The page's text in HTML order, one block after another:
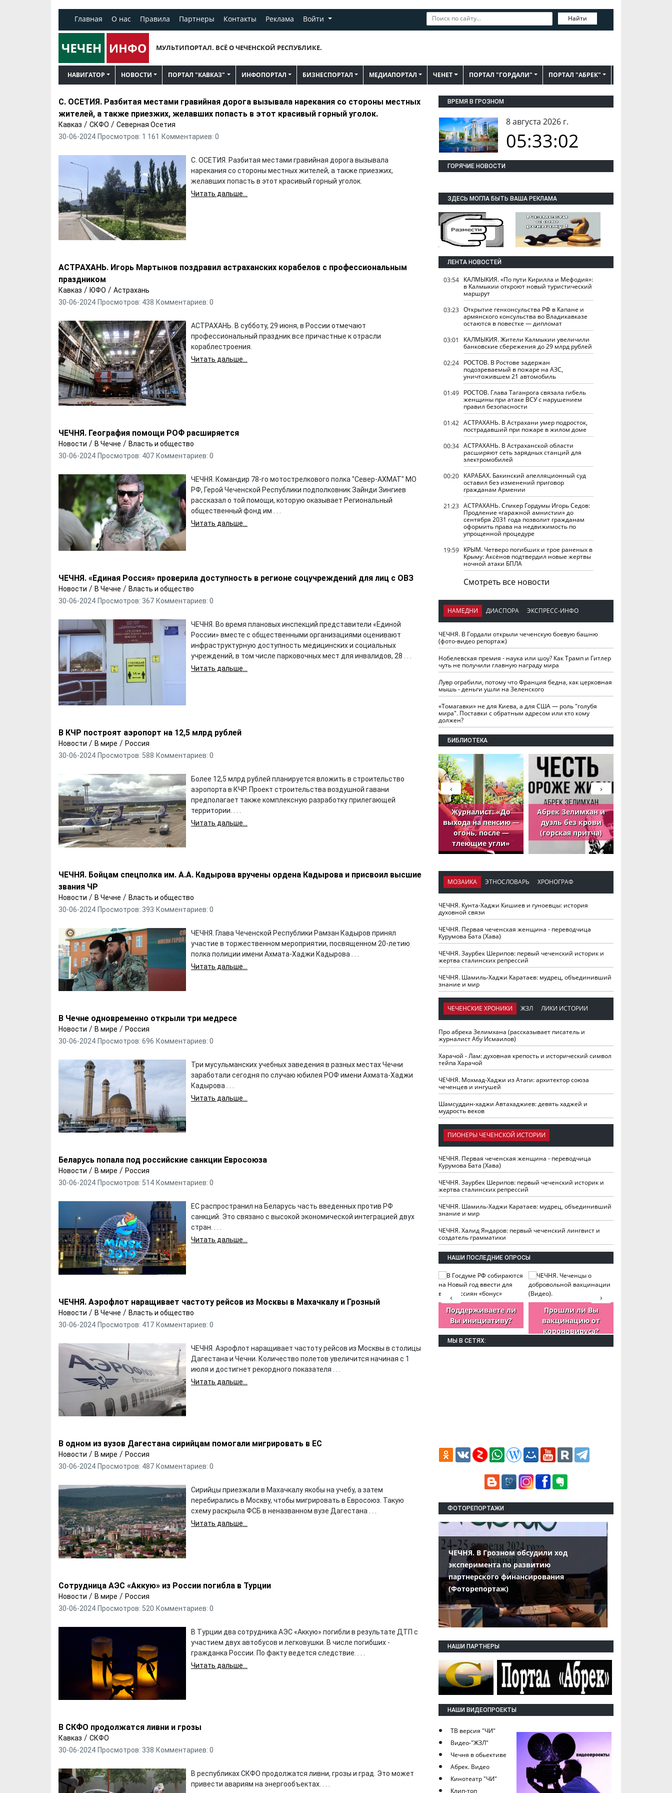
Главная О нас Правила Партнеры Контакты Реклама Войти Найти
МУЛЬТИПОРТАЛ. ВСЁ О ЧЕЧЕНСКОЙ РЕСПУБЛИКЕ.
НАВИГАТОР НОВОСТИ ПОРТАЛ "КАВКАЗ" ИНФОПОРТАЛ БИЗНЕСПОРТАЛ МЕДИАПОРТАЛ ЧЕНЕТ ПОРТАЛ "ГОРДАЛИ" ПОРТАЛ "АБРЕК"
С. ОСЕТИЯ. Разбитая местами гравийная дорога вызывала нарекания со стороны местных
жителей, а также приезжих, желавших попасть в этот красивый горный уголок.
Кавказ / СКФО / Северная Осетия
30-06-2024 Просмотров: 1 161 Комментариев: 0
С. ОСЕТИЯ. Разбитая местами гравийная дорога вызывала
нарекания со стороны местных жителей, а также приезжих,
желавших попасть в этот красивый горный уголок.
Читать дальше...
АСТРАХАНЬ. Игорь Мартынов поздравил астраханских корабелов с профессиональным
праздником
Кавказ / ЮФО / Астрахань
30-06-2024 Просмотров: 438 Комментариев: 0
АСТРАХАНЬ. В субботу, 29 июня, в России отмечают
профессиональный праздник все причастные к отрасли
кораблестроения.
Читать дальше...
ЧЕЧНЯ. География помощи РОФ расширяется
Новости / В Чечне / Власть и общество
30-06-2024 Просмотров: 407 Комментариев: 0
ЧЕЧНЯ. Командир 78-го мотострелкового полка "Север-АХМАТ" МО
РФ, Герой Чеченской Республики подполковник Зайнди Зингиев
рассказал о той помощи, которую оказывает Региональный
общественный фонд им . . .
Читать дальше...
ЧЕЧНЯ. «Единая Россия» проверила доступность в регионе соцучреждений для лиц с ОВЗ
Новости / В Чечне / Власть и общество
30-06-2024 Просмотров: 367 Комментариев: 0
ЧЕЧНЯ. Во время плановых инспекций представители «Единой
России» вместе с общественными организациями оценивают
инфраструктурную доступность медицинских и социальных
учреждений, в том числе парковочных мест для инвалидов, 28 . . .
Читать дальше...
В КЧР построят аэропорт на 12,5 млрд рублей
Новости / В мире / Россия
30-06-2024 Просмотров: 588 Комментариев: 0
Более 12,5 млрд рублей планируется вложить в строительство
аэропорта в КЧР. Проект строительства воздушной гавани
предполагает также комплексную разработку прилегающей
территории. . . .
Читать дальше...
ЧЕЧНЯ. Бойцам спецполка им. А.А. Кадырова вручены ордена Кадырова и присвоил высшие
звания ЧР
Новости / В Чечне / Власть и общество
30-06-2024 Просмотров: 393 Комментариев: 0
ЧЕЧНЯ. Глава Чеченской Республики Рамзан Кадыров принял
участие в торжественном мероприятии, посвященном 20-летию
полка полиции имени Ахмата-Хаджи Кадырова . . .
Читать дальше...
В Чечне одновременно открыли три медресе
Новости / В мире / Россия
30-06-2024 Просмотров: 696 Комментариев: 0
Три мусульманских учебных заведения в разных местах Чечни
заработали сегодня по случаю юбилея РОФ имени Ахмата-Хаджи
Кадырова . . .
Читать дальше...
Беларусь попала под российские санкции Евросоюза
Новости / В мире / Россия
30-06-2024 Просмотров: 514 Комментариев: 0
ЕС распространил на Беларусь часть введенных против РФ
санкций. Это связано с высокой экономической интеграцией двух
стран. . . .
Читать дальше...
ЧЕЧНЯ. Аэрофлот наращивает частоту рейсов из Москвы в Махачкалу и Грозный
Новости / В Чечне / Власть и общество
30-06-2024 Просмотров: 417 Комментариев: 0
ЧЕЧНЯ. Аэрофлот наращивает частоту рейсов из Москвы в столицы
Дагестана и Чечни. Количество полетов увеличится начиная с 1
июля и достигнет рекордного показателя . . .
Читать дальше...
В одном из вузов Дагестана сирийцам помогали мигрировать в ЕС
Новости / В мире / Россия
30-06-2024 Просмотров: 487 Комментариев: 0
Сирийцы приезжали в Махачкалу якобы на учебу, а затем
перебирались в Москву, чтобы мигрировать в Евросоюз. Такую
схему раскрыла ФСБ в неназванном вузе Дагестана . . .
Читать дальше...
Сотрудница АЭС «Аккую» из России погибла в Турции
Новости / В мире / Россия
30-06-2024 Просмотров: 520 Комментариев: 0
В Турции два сотрудника АЭС «Аккую» погибли в результате ДТП с
участием двух автобусов и легковушки. В числе погибших -
гражданка России. По факту ведется следствие. . . .
Читать дальше...
В СКФО продолжатся ливни и грозы
Кавказ / СКФО
30-06-2024 Просмотров: 338 Комментариев: 0
В республиках СКФО продолжатся ливни, грозы и град. Это может
привести авариям на энергообъектах. . . .
ВРЕМЯ В ГРОЗНОМ
8 августа 2026 г.
05:33:03
ГОРЯЧИЕ НОВОСТИ
ЗДЕСЬ МОГЛА БЫТЬ ВАША РЕКЛАМА
ЛЕНТА НОВОСТЕЙ
03:54 КАЛМЫКИЯ. «По пути Кирилла и Мефодия»:
в Калмыкии откроют новый туристический
маршрут
03:23 Открытие генконсульства РФ в Капане и
армянского консульства во Владикавказе
остаются в повестке — дипломат
03:01
КАЛМЫКИЯ. Жители Калмыкии увеличили
банковские сбережения до 29 млрд рублей
02:24 РОСТОВ. В Ростове задержан
подозреваемый в пожаре на АЗС,
уничтожившем 21 автомобиль
01:49 РОСТОВ. Глава Таганрога связала гибель
женщины при атаке ВСУ с нарушением
правил безопасности
01:42 АСТРАХАНЬ. В Астрахани умер подросток,
пострадавший при пожаре в жилом доме
00:34 АСТРАХАНЬ. В Астраханской области
расширяют сеть зарядных станций для
электромобилей
00:20 КАРАБАХ. Бакинский апелляционный суд
оставил без изменений приговор
гражданам Армении
21:23 АСТРАХАНЬ. Спикер Гордумы Игорь Седов:
Продление «гаражной амнистии» до
сентября 2031 года позволит гражданам
оформить права на недвижимость по
упрощенной процедуре
19:59 КРЫМ. Четверо погибших и трое раненых в
Крыму: Аксёнов подтвердил новые жертвы
ночной атаки БПЛА
Смотреть все новости
НАМЕДНИ ДИАСПОРА ЭКСПРЕСС-ИНФО
ЧЕЧНЯ. В Гордали открыли чеченскую боевую башню
(фото-видео репортаж)
Нобелевская премия - наука или шоу? Как Трамп и Гитлер
чуть не получили главную награду мира
Лувр ограбили, потому что Франция бедна, как церковная
мышь - деньги ушли на Зеленского
«Томагавки» не для Киева, а для США — роль "голубя
мира". Поставки с обратным адресом или кто кому
должен?
БИБЛИОТЕКА
Х. Гапураев. Капкан
для Зелимхана (Отр.
из романа «1овда»)
ЧЕЧНЯ. А. Тугузов.
"Зелимхан"
Журналист: «До
выхода на пенсию —
огонь, после —
тлеющие угли»
Абрек Зелимхан и
дуэль без крови
(горская притча)
›
‹
МОЗАИКА ЭТНОСЛОВАРЬ ХРОНОГРАФ
ЧЕЧНЯ. Кунта-Хаджи Кишиев и гуноевцы: история
духовной связи
ЧЕЧНЯ. Первая чеченская женщина - переводчица
Курумова Бата (Хава)
ЧЕЧНЯ. Заурбек Шерипов: первый чеченский историк и
жертва сталинских репрессий
ЧЕЧНЯ. Шамиль-Хаджи Каратаев: мудрец, объединивший
знание и мир
ЧЕЧЕНСКИЕ ХРОНИКИ ЖЗЛ ЛИКИ ИСТОРИИ
Про абрека Зелимхана (рассказывает писатель и
журналист Абу Исмаилов)
Харачой - Лам: духовная крепость и исторический символ
тейпа Харачой
ЧЕЧНЯ. Мохмад-Хаджи из Атаги: архитектор союза
чеченцев и ингушей
Шамсуддин-хаджи Автахаджиев: девять хаджей и
мудрость веков
ПИОНЕРЫ ЧЕЧЕНСКОЙ ИСТОРИИ
ЧЕЧНЯ. Первая чеченская женщина - переводчица
Курумова Бата (Хава)
ЧЕЧНЯ. Заурбек Шерипов: первый чеченский историк и
жертва сталинских репрессий
ЧЕЧНЯ. Шамиль-Хаджи Каратаев: мудрец, объединивший
знание и мир
ЧЕЧНЯ. Халид Яндаров: первый чеченский лингвист и
создатель грамматики
НАШИ ПОСЛЕДНИЕ ОПРОСЫ
Хотели бы Вы
переехать в другой
регион РФ?
Выбираем дизайн
формы ФК "Ахмат"
Поддерживаете ли
Вы инициативу?
Прошли ли Вы
вакцинацию от
короновируса?
›
‹
МЫ В СЕТЯХ:
ФОТОРЕПОРТАЖИ
ЧЕЧНЯ. В Грозном обсудили ход
эксперимента по развитию
партнерского финансирования
(Фоторепортаж)
НАШИ ПАРТНЕРЫ
НАШИ ВИДЕОПРОЕКТЫ
ТВ версия "ЧИ"
Видео-"ЖЗЛ"
Чечня в обьективе
Абрек. Видео
Кинотеатр "ЧИ"
Клип-топ